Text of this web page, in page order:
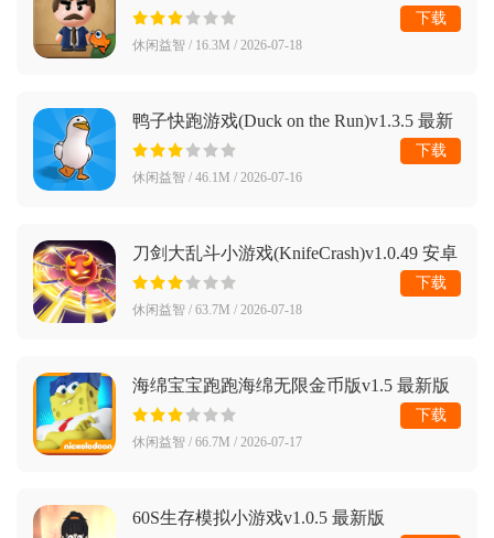
休闲益智 / 16.3M / 2026-07-18
下载
鸭子快跑游戏(Duck on the Run)v1.3.5 最新
版
休闲益智 / 46.1M / 2026-07-16
下载
刀剑大乱斗小游戏(KnifeCrash)v1.0.49 安卓
版
休闲益智 / 63.7M / 2026-07-18
下载
海绵宝宝跑跑海绵无限金币版v1.5 最新版
休闲益智 / 66.7M / 2026-07-17
下载
60S生存模拟小游戏v1.0.5 最新版